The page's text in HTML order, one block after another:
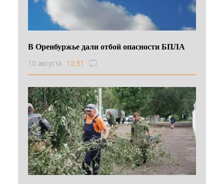
В Оренбуржье дали отбой опасности БПЛА
10 августа 12:31